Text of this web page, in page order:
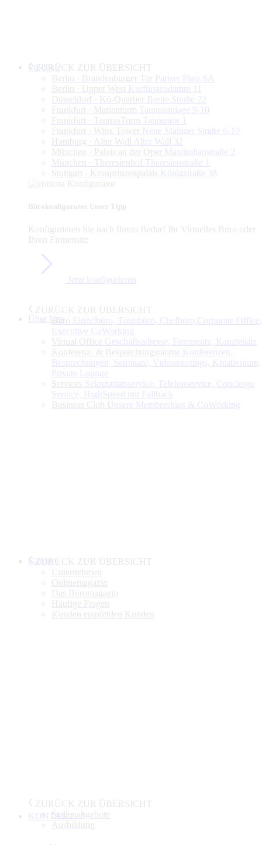
ZURÜCK ZUR ÜBERSICHT
Berlin · Brandenburger Tor
Pariser Platz 6A
Berlin · Upper West Kurfürstendamm 11
Düsseldorf · Kö-Quartier
Breite Straße 22
Frankfurt · Marienturm Taunusanlage 9-10
Frankfurt · TaunusTurm Taunustor 1
Frankfurt · Winx Tower
Neue Mainzer Straße 6-10
Hamburg · Alter Wall
Alter Wall 32
München · Palais an der Oper
Maximilianstraße 2
München · Theresienhof Theresienstraße 1
Stuttgart · Kronprinzenpalais Königstraße 38
Bürokonfigurator Unser Tipp
Konfigurieren Sie nach Ihrem Bedarf Ihr Virtuelles Büro oder
Ihren Firmensitz
Jetzt konfigurieren
Produkte
ZURÜCK ZUR ÜBERSICHT
Büro Einzelbüro, Teambüro, Chefbüro,Corporate Office,
Executive CoWorking
Virtual Office Geschäftsadresse, Firmensitz, Kanzleisitz
Konferenz- & Besprechungsräume Konferenzen,
Besprechungen, Seminare, Videomeetings, Kreativraum,
Private Lounge
Services Sekretariatsservice, Telefonservice, Concierge
Service, HighSpeed mit Fallback
Business Club Unsere Memberships & CoWorking
Über Uns
ZURÜCK ZUR ÜBERSICHT
Unternehmen
Onlinemagazin
Das Büromagazin
Häufige Fragen
Kunden empfehlen Kunden
Karriere
ZURÜCK ZUR ÜBERSICHT
Stellenangebote
Ausbildung
KONTAKT